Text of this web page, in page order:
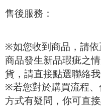
售後服務：
※如您收到商品，請
商品發生新品瑕疵之
貨，請直接點選聯絡我
※若您對於購買流程
方式有疑問，你可直